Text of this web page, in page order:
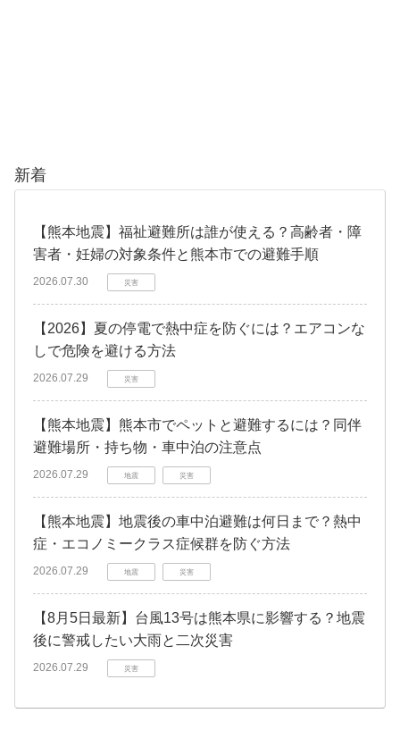
新着
【熊本地震】福祉避難所は誰が使える？高齢者・障
害者・妊婦の対象条件と熊本市での避難手順
2026.07.30 災害
【2026】夏の停電で熱中症を防ぐには？エアコンな
しで危険を避ける方法
2026.07.29 災害
【熊本地震】熊本市でペットと避難するには？同伴
避難場所・持ち物・車中泊の注意点
2026.07.29 地震 災害
【熊本地震】地震後の車中泊避難は何日まで？熱中
症・エコノミークラス症候群を防ぐ方法
2026.07.29 地震 災害
【8月5日最新】台風13号は熊本県に影響する？地震
後に警戒したい大雨と二次災害
2026.07.29 災害